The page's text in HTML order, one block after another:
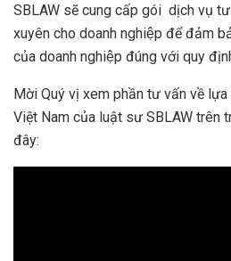
SBLAW sẽ cung cấp gói dịch vụ
xuyên cho doanh nghiệp để đảm
của doanh nghiệp đúng với quy
Mời Quý vị xem phần tư vấn về
Việt Nam của luật sư SBLAW trên
đây: